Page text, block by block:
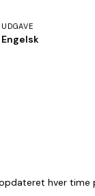
UDGAVE
Engelsk
hver time